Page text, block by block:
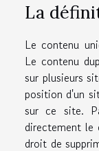
La
Le contenu
Le contenu
sur plusieurs
position d'un
sur ce site.
directement le
droit de